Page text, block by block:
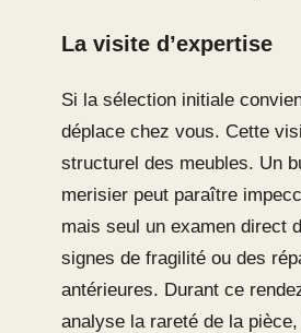
La visite d’expertise
Si la sélection initiale
déplace chez vous. Cette
structurel des meubles. Un
merisier peut paraître
mais seul un examen direct
signes de fragilité ou des
antérieures. Durant ce
analyse la rareté de la pièce,